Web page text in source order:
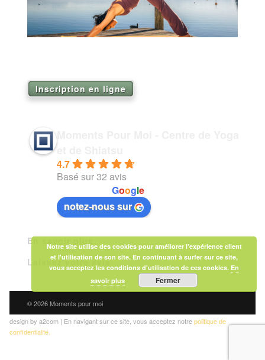
Inscription en ligne
Moments Pour Moi - Centre de Yoga
et de Shiatsu
4.7
Basé sur 32 avis
Google
notez-nous sur
En savoir plus
Laissez votre avis
© 2026 Moments pour moi
design by a2com | En navigant sur ce site, vous acceptez notrepolitique de
confidentialité.
Notre site utilise des cookies pour améliorer l'expérience client
et l'utilisation de son site. En continuant à surfer sur ce site,
vous acceptez les conditions d'utilisation de ces cookies. En
savoir plus
Fermer